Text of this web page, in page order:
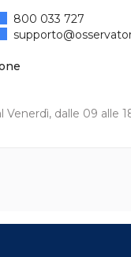
Venerdì, dalle 09 alle
800 033 727